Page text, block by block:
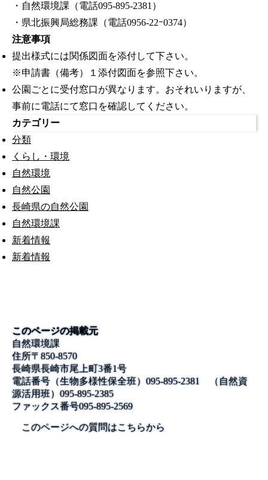
・自然環境課（電話095-895-2381）
・県北振興局総務課（電話0956-22ｰ0374）
注意事項
提出様式には関係図面を添付して下さい。
※申請書（備考）１添付図面を参照下さい。
公園ごとに受付窓口が異なります。おそれいりますが、
事前に電話にて窓口を確認してください。
カテゴリー
分類
くらし・環境
自然環境
自然公園
長崎県の自然公園
自然環境課
新着情報
新着情報
このページの掲載元
自然環境課
住所〒850-8570
長崎県長崎市尾上町3番1号
電話番号 （生物多様性保全班）095-895-2381 （自然資
源活用班）095-895-2385
ファックス番号095-895-2569
このページへの質問はこちらから